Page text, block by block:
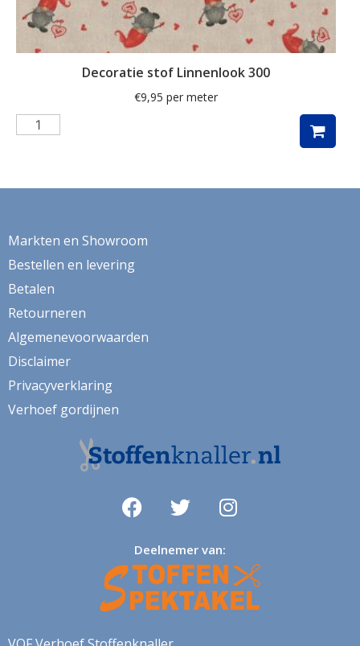
vissen
vogel
volkswagenbus
vuurtoren
vw bus
wandtapijt
wereldkaart
wijn
Decoratie stof Linnenlook 300
€9,95 per meter
Markten en Showroom
Bestellen en levering
Betalen
Retourneren
Algemenevoorwaarden
Disclaimer
Privacyverklaring
Verhoef gordijnen
Deelnemer van: